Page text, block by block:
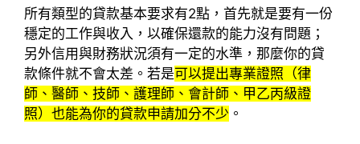
所有類型的貸款基本要求有2點，首先就是要有一份
穩定的工作與收入，以確保還款的能力沒有問題；
另外信用與財務狀況須有一定的水準，那麼你的貸
款條件就不會太差。若是可以提出專業證照（律
師、醫師、技師、護理師、會計師、甲乙丙級證
照）也能為你的貸款申請加分不少 。